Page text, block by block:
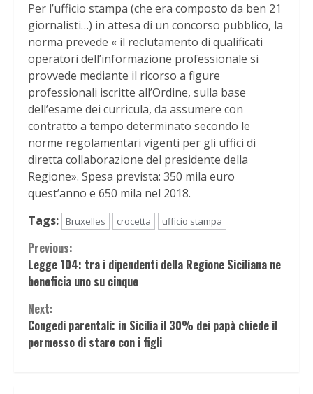
Per l’ufficio stampa (che era composto da ben 21
giornalisti…) in attesa di un concorso pubblico, la
norma prevede « il reclutamento di qualificati
operatori dell’informazione professionale si
provvede mediante il ricorso a figure
professionali iscritte all’Ordine, sulla base
dell’esame dei curricula, da assumere con
contratto a tempo determinato secondo le
norme regolamentari vigenti per gli uffici di
diretta collaborazione del presidente della
Regione». Spesa prevista: 350 mila euro
quest’anno e 650 mila nel 2018.
Tags:
Bruxelles crocetta ufficio stampa
Continue
Reading
Previous:
Legge 104: tra i dipendenti della Regione Siciliana ne
beneficia uno su cinque
Next:
Congedi parentali: in Sicilia il 30% dei papà chiede il
permesso di stare con i figli